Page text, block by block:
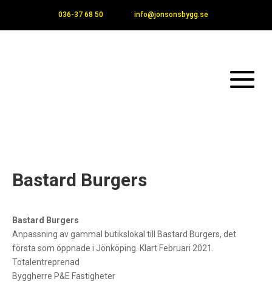
036-37 68 50 info@jonsonsbygg.se
Bastard Burgers
Bastard Burgers
Anpassning av gammal butikslokal till Bastard Burgers, det
första som öppnade i Jönköping. Klart Februari 2021.
Totalentreprenad
Byggherre P&E Fastigheter